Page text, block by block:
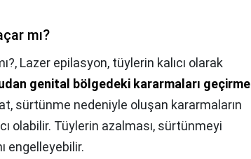
mı?
Lazer epilasyon, tüylerin kalıcı olarak
genital bölgedeki kararmaları geçirme
sürtünme nedeniyle oluşan kararmaların
olabilir. Tüylerin azalması, sürtünmeyi
engelleyebilir.